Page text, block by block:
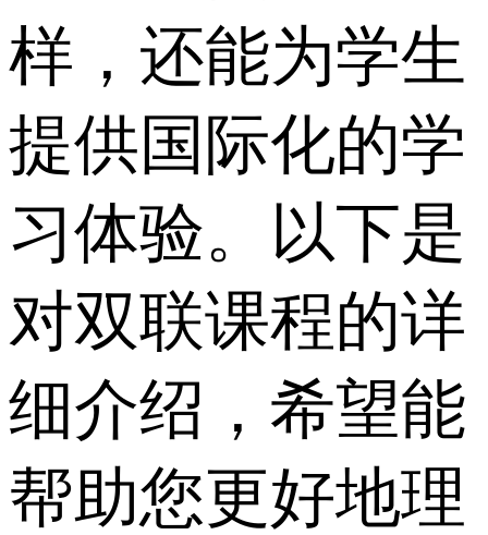
样，还能为学生
提供国际化的学
习体验。以下是
对双联课程的详
细介绍，希望能
帮助您更好地理